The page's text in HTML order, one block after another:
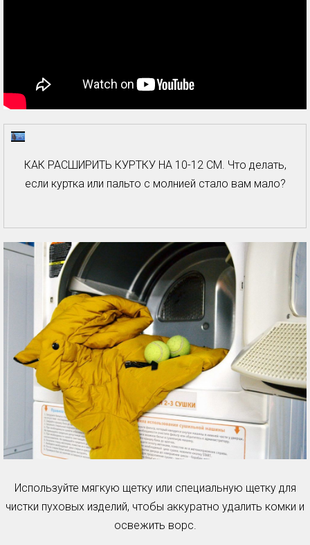
КАК РАСШИРИТЬ КУРТКУ НА 10-12 СМ. Что делать,
если куртка или пальто с молнией стало вам мало?
Используйте мягкую щетку или специальную щетку для
чистки пуховых изделий, чтобы аккуратно удалить комки и
освежить ворс.